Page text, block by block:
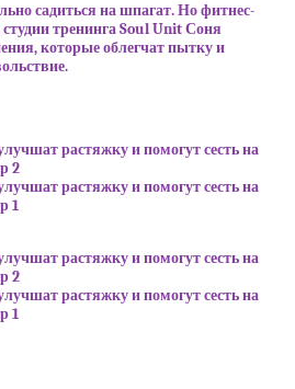
садиться на шпагат. Но фитнес-
тренинга Soul Unit Соня
которые облегчат пытку и